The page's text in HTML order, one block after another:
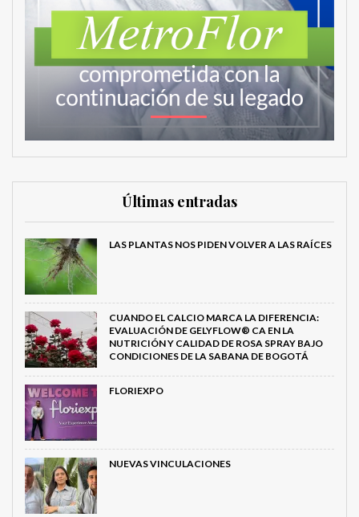
Últimas entradas
LAS PLANTAS NOS PIDEN VOLVER A LAS RAÍCES
CUANDO EL CALCIO MARCA LA DIFERENCIA:
EVALUACIÓN DE GELYFLOW® CA EN LA
NUTRICIÓN Y CALIDAD DE ROSA SPRAY BAJO
CONDICIONES DE LA SABANA DE BOGOTÁ
FLORIEXPO
NUEVAS VINCULACIONES